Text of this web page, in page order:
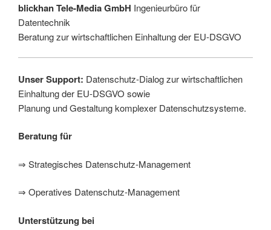
blickhanTele-Media GmbH Ingenieurbüro für
Datentechnik
Beratung zur wirtschaftlichen Einhaltung der EU-DSGVO
Unser Support: Datenschutz-Dialog zur wirtschaftlichen
Einhaltung der EU-DSGVO sowie
Planung und Gestaltung komplexer Datenschutzsysteme.
Beratung für
⇒ Strategisches Datenschutz-Management
⇒ Operatives Datenschutz-Management
Unterstützung bei